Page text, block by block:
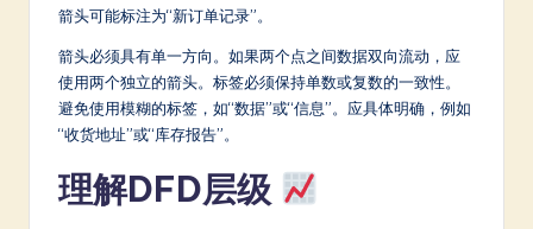
箭头可能标注为“新订单记录”。
箭头必须具有单一方向。如果两个点之间数据双向流动，应
使用两个独立的箭头。标签必须保持单数或复数的一致性。
避免使用模糊的标签，如“数据”或“信息”。应具体明确，例如
“收货地址”或“库存报告”。
理解DFD层级